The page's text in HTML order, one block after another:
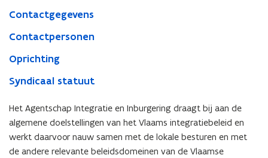
Contactgegevens
Contactpersonen
Oprichting
Syndicaal statuut
Het Agentschap Integratie en Inburgering draagt bij aan de
algemene doelstellingen van het Vlaams integratiebeleid en
werkt daarvoor nauw samen met de lokale besturen en met
de andere relevante beleidsdomeinen van de Vlaamse